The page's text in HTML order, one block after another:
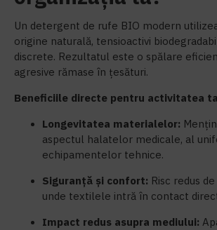
Un detergent de rufe BIO modern
origine naturală, tensioactivi
discrete. Rezultatul este o spălare
agresive rămase în țesături.
Beneficiile directe pentru activitatea
Longevitatea materialelor:
aspectul halatelor medicale, al
echipamentelor tehnice.
Siguranță și confort: Risc redus
unde textilele intră în contact
Impact redus asupra mediului: